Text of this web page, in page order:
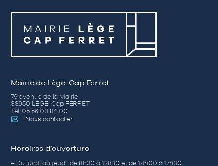
Mairie de Lège-Cap Ferret
79 avenue de la Mairie
33950 LÈGE-Cap FERRET
Tél. 05 56 03 84 00
Nous contacter
Horaires d’ouverture
– Du lundi au jeudi de 8h30 à 12h30 et de 14h00 à 17h30